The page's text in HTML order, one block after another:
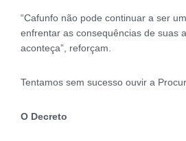
“Cafunfo não pode continuar a ser
enfrentar as consequências de suas
aconteça”, reforçam.
Tentamos sem sucesso ouvir a
O Decreto